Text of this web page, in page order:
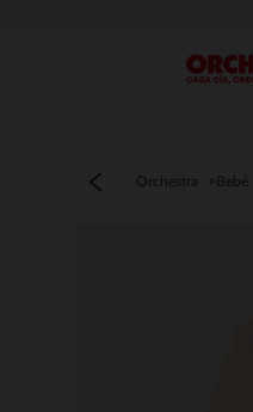
Menú
Orchestra Bebé